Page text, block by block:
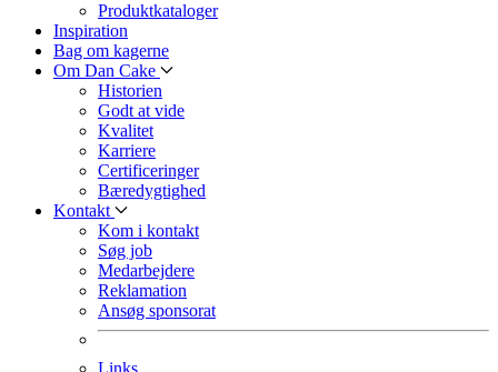
Produktkataloger
Inspiration
Bag om kagerne
Om Dan Cake
Historien
Godt at vide
Kvalitet
Karriere
Certificeringer
Bæredygtighed
Kontakt
Kom i kontakt
Søg job
Medarbejdere
Reklamation
Ansøg sponsorat
Links